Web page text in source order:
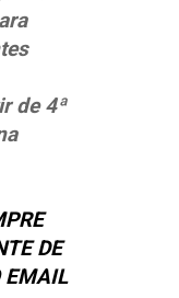
de 4ª
DE
EMAIL